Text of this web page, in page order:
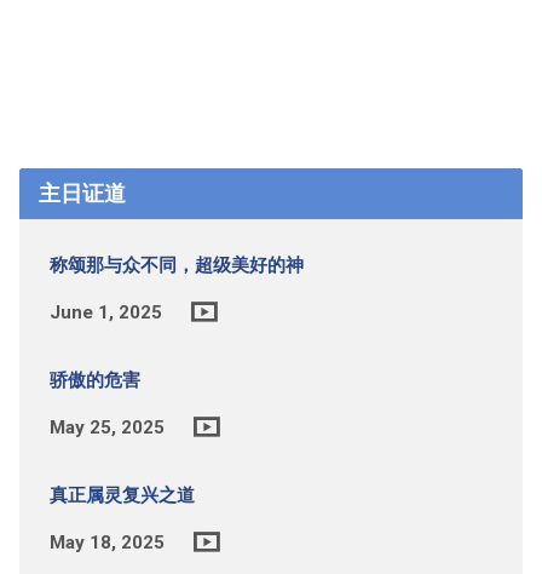
主日证道
称颂那与众不同，超级美好的神
June 1, 2025
骄傲的危害
May 25, 2025
真正属灵复兴之道
May 18, 2025